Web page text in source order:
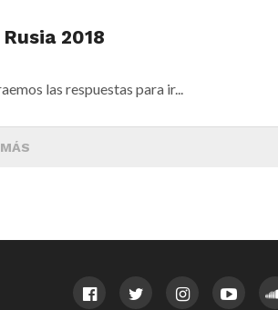
2018
las respuestas para ir...